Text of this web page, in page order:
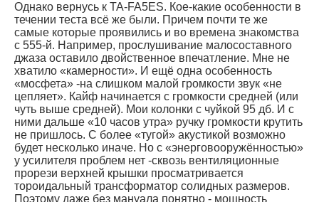
Однако вернусь к TA-FA5ES. Кое-какие особенности в
течении теста всё же были. Причем почти те же
самые которые проявились и во времена знакомства
с 555-й. Например, прослушивание малосоставного
джаза оставило двойственное впечатление. Мне не
хватило «камерности». И ещё одна особенность
«мосфета» -на слишком малой громкости звук «не
цепляет». Кайф начинается с громкости средней (или
чуть выше средней). Мои колонки с чуйкой 95 дб. И с
ними дальше «10 часов утра» ручку громкости крутить
не пришлось. С более «тугой» акустикой возможно
будет несколько иначе. Но с «энерговооружённостью»
у усилителя проблем нет -сквозь вентиляционные
прорези верхней крышки просматривается
тороидальный трансформатор солидных размеров.
Поэтому даже без мануала понятно - мощность